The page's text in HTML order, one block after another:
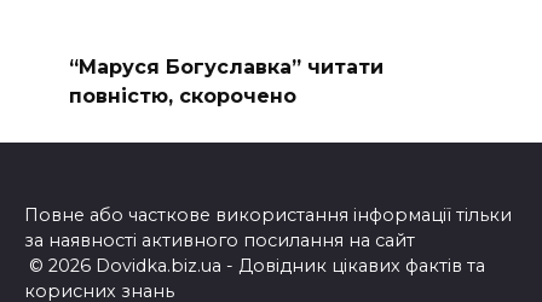
“Маруся Богуславка” читати
повністю, скорочено
Повне або часткове використання інформації тільки
за наявності активного посилання на сайт
© 2026 Dovidka.biz.ua - Довідник цікавих фактів та
корисних знань